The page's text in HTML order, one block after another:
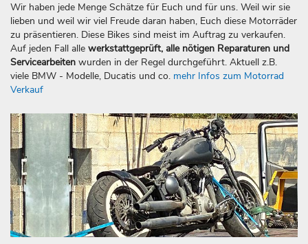
Wir haben jede Menge Schätze für Euch und für uns. Weil wir sie
lieben und weil wir viel Freude daran haben, Euch diese Motorräder
zu präsentieren. Diese Bikes sind meist im Auftrag zu verkaufen.
Auf jeden Fall alle werkstattgeprüft, alle nötigen Reparaturen und
Servicearbeiten wurden in der Regel durchgeführt. Aktuell z.B.
viele BMW - Modelle, Ducatis und co. mehr Infos zum Motorrad
Verkauf